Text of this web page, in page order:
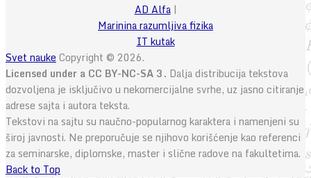
AD Alfa|
Marinina razumljiva fizika
IT kutak
Svet nauke Copyright © 2026.
Licensed under a CC BY-NC-SA 3. Dalja distribucija tekstova
dozvoljena je isključivo u nekomercijalne svrhe, uz jasno citiranje
adrese sajta i autora teksta.
Tekstovi na sajtu su naučno-popularnog karaktera i namenjeni su
široj javnosti. Ne preporučuje se njihovo korišćenje kao referenci
za seminarske, diplomske, master i slične radove na fakultetima.
Back to Top